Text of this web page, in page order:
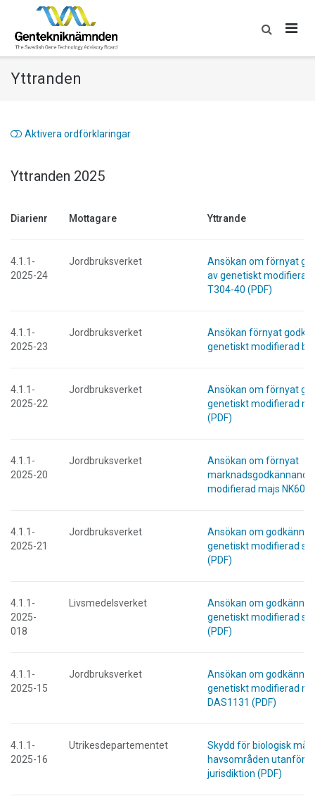
content
Yttranden
Aktivera ordförklaringar
Yttranden 2025
Diarienr Mottagare Yttrande
4.1.1-
2025-24
Jordbruksverket
Ansökan om förnyat
av genetiskt modifierad
T304-40 (PDF)
4.1.1-
2025-23
Jordbruksverket
Ansökan förnyat
genetiskt modifierad
4.1.1-
2025-22
Jordbruksverket
Ansökan om förnyat
genetiskt modifierad
(PDF)
4.1.1-
2025-20
Jordbruksverket
Ansökan om förnyat
modifierad majs NK603
4.1.1-
2025-21
Jordbruksverket
Ansökan om
genetiskt modifierad
(PDF)
4.1.1-
2025-
018
Livsmedelsverket
Ansökan om
genetiskt modifierad
(PDF)
4.1.1-
2025-15
Jordbruksverket
Ansökan om
genetiskt modifierad
DAS1131 (PDF)
4.1.1-
2025-16
Utrikesdepartementet
Skydd för biologisk
havsområden utanför
jurisdiktion (PDF)